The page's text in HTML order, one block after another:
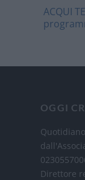
ACQUI
OGGI
Direttore